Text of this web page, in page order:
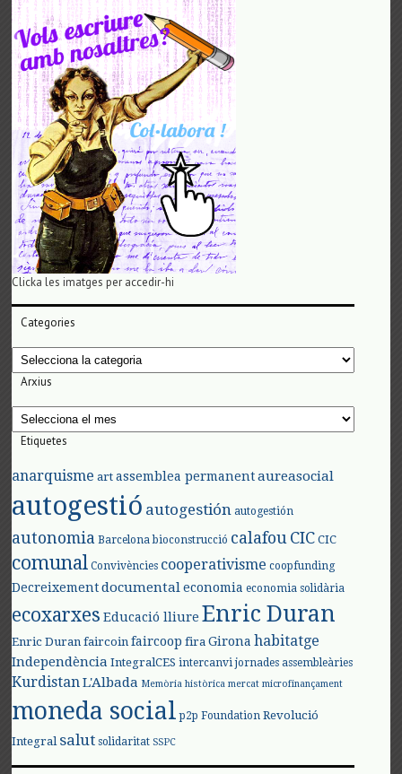
Clicka les imatges per accedir-hi
Categories
Categories
Arxius
Arxius
Etiquetes
anarquisme art assemblea permanent aureasocial
autogestió autogestión autogestión
autonomia Barcelona bioconstrucció calafou CIC CIC
comunal Convivències cooperativisme coopfunding
Decreixement documental economia economia solidària
ecoxarxes Educació lliure Enric Duran
Enric Duran faircoin faircoop fira Girona habitatge
Independència IntegralCES intercanvi jornades assembleàries
Kurdistan L'Albada Memòria històrica mercat microfinançament
moneda social p2p Foundation Revolució
Integral salut solidaritat SSPC